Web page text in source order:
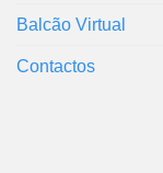
Balcão Virtual
Contactos